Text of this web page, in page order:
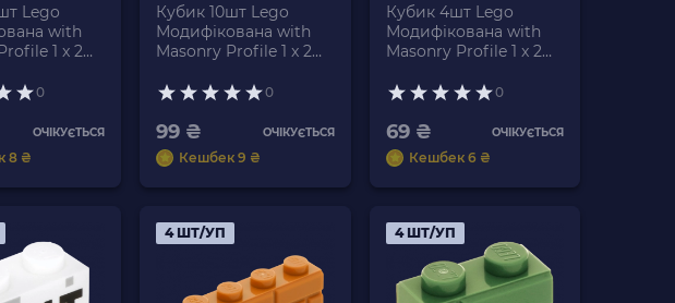
Lego
with
1 x 2
Б/У
0
ОЧІКУЄТЬСЯ
8 ₴
Кубик 10шт Lego
Модифікована with
Masonry Profile 1 x 2
Bluish Grey Б/У
0
99 ₴ ОЧІКУЄТЬСЯ
Кешбек 9 ₴
Кубик 4шт Lego
Модифікована with
Masonry Profile 1 x 2
Red Б/У
0
69 ₴ ОЧІКУЄТЬСЯ
Кешбек 6 ₴
4 ШТ/УП 4 ШТ/УП